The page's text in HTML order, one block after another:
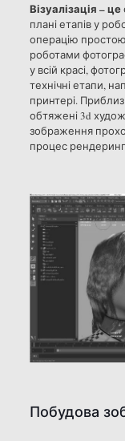
Візуалізація – це
плані етапів у
операцію
роботами
у всій красі,
технічні етапи,
принтері.
обтяжені 3d
зображення
процес
Побудова